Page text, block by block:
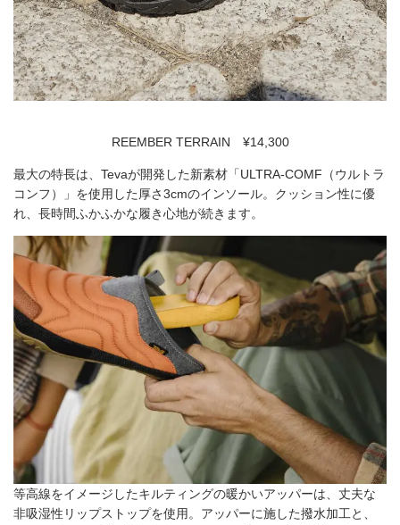
REEMBER TERRAIN ¥14,300
最大の特長は、Tevaが開発した新素材「ULTRA-COMF（ウルトラ
コンフ）」を使用した厚さ3cmのインソール。クッション性に優
れ、長時間ふかふかな履き心地が続きます。
等高線をイメージしたキルティングの暖かいアッパーは、丈夫な
非吸湿性リップストップを使用。アッパーに施した撥水加工と、